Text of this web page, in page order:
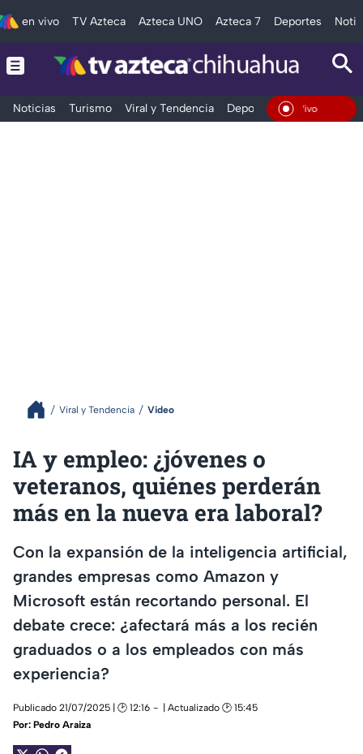
en vivo TV Azteca Azteca UNO Azteca 7 Deportes
Noticias Turismo Viral y Tendencia Deportes Espectáculos
En Vivo
Viral y Tendencia Video
IA y empleo: ¿jóvenes o
veteranos, quiénes perderán
más en la nueva era laboral?
Con la expansión de la inteligencia artificial,
grandes empresas como Amazon y
Microsoft están recortando personal. El
debate crece: ¿afectará más a los recién
graduados o a los empleados con más
experiencia?
Publicado 21/07/2025 | 🕑 12:16
| Actualizado 🕑 15:45
Por: Pedro Araiza